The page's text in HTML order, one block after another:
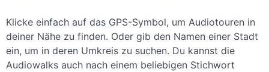
Klicke einfach auf das GPS-Symbol, um Audiotouren in
deiner Nähe zu finden. Oder gib den Namen einer Stadt
ein, um in deren Umkreis zu suchen. Du kannst die
Audiowalks auch nach einem beliebigen Stichwort